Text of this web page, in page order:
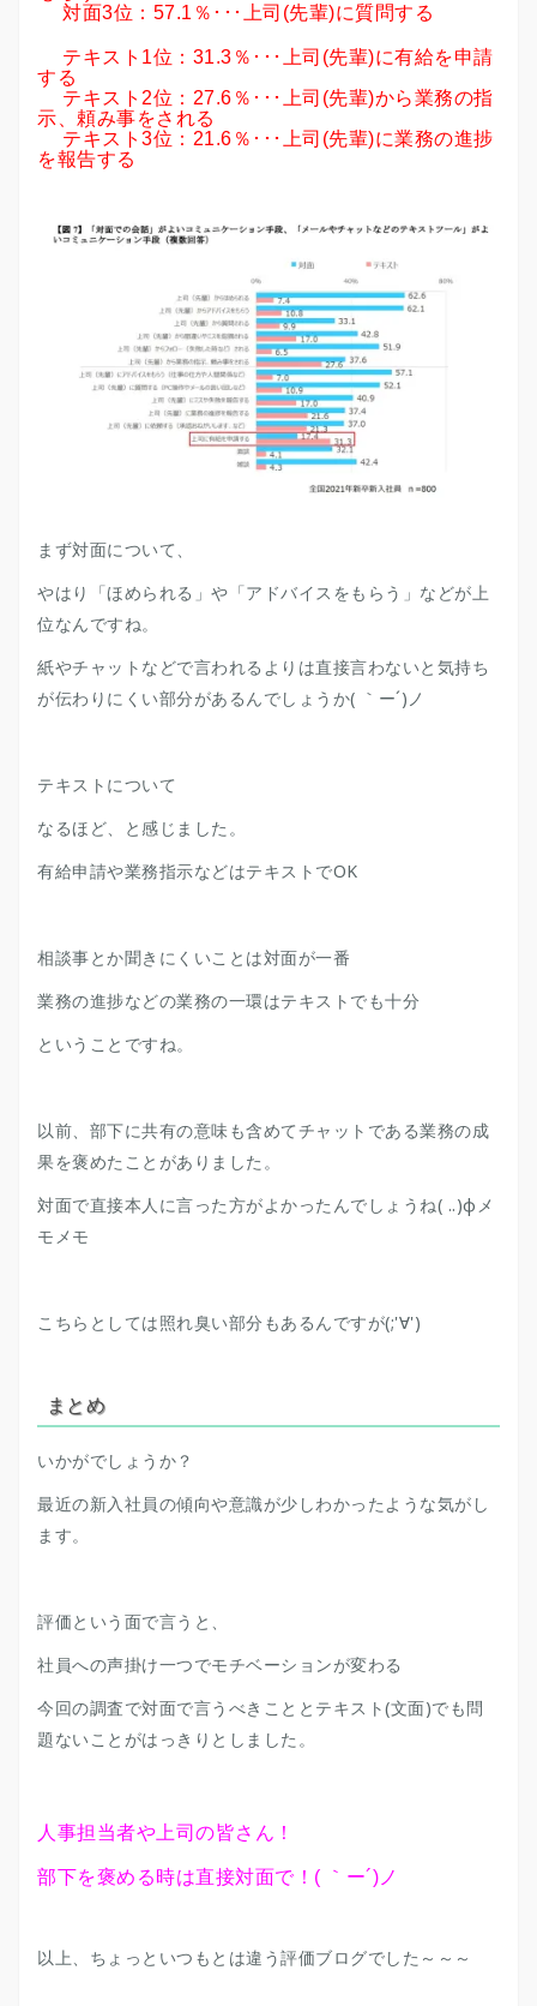
対面3位：57.1％･･･上司(先輩)に質問する
テキスト1位：31.3％･･･上司(先輩)に有給を申請
する
テキスト2位：27.6％･･･上司(先輩)から業務の指
示、頼み事をされる
テキスト3位：21.6％･･･上司(先輩)に業務の進捗
を報告する
まず対面について、
やはり「ほめられる」や「アドバイスをもらう」などが上
位なんですね。
紙やチャットなどで言われるよりは直接言わないと気持ち
が伝わりにくい部分があるんでしょうか( ｀ー´)ノ
テキストについて
なるほど、と感じました。
有給申請や業務指示などはテキストでOK
相談事とか聞きにくいことは対面が一番
業務の進捗などの業務の一環はテキストでも十分
ということですね。
以前、部下に共有の意味も含めてチャットである業務の成
果を褒めたことがありました。
対面で直接本人に言った方がよかったんでしょうね( ..)φメ
モメモ
こちらとしては照れ臭い部分もあるんですが(;'∀')
まとめ
いかがでしょうか？
最近の新入社員の傾向や意識が少しわかったような気がし
ます。
評価という面で言うと、
社員への声掛け一つでモチベーションが変わる
今回の調査で対面で言うべきこととテキスト(文面)でも問
題ないことがはっきりとしました。
人事担当者や上司の皆さん！
部下を褒める時は直接対面で！( ｀ー´)ノ
以上、ちょっといつもとは違う評価ブログでした～～～